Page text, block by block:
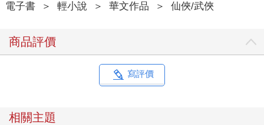
電子書 ＞ 輕小說 ＞ 華文作品 ＞ 仙俠/武俠
商品評價
寫評價
相關主題